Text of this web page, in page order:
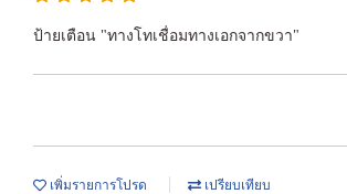
ป้ายเตือน "ทางโทเชื่อมทางเอกจากขวา"
เพิ่มรายการโปรด เปรียบเทียบ